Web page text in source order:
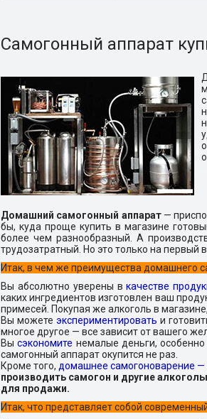
Самогонный аппарат
Домашний самогонный аппарат —
бы, куда проще купить в магазине
более чем разнообразный. А
трудозатратный. Но это только на первый
Итак, в чем же преимущества домашнего
Вы абсолютно уверены вкачестве
каких ингредиентов изготовлен ваш
примесей. Покупая же алкоголь в
Вы можете экспериментировать и
многое другое — все зависит от вашего
Высэкономите немалые деньги,
самогонный аппарат окупится не раз.
Кроме того, домашнее самогоноварение —
производить самогон и другие
для продажи.
Итак, что представляет собой